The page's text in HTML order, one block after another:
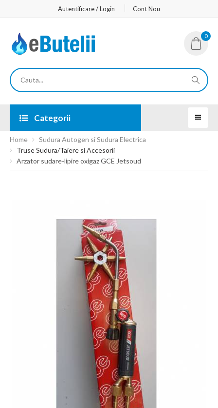
Autentificare / Login Cont Nou
0
Categorii
Home
Sudura Autogen si Sudura Electrica
Truse Sudura/Taiere si Accesorii
Arzator sudare-lipire oxigaz GCE Jetsoud